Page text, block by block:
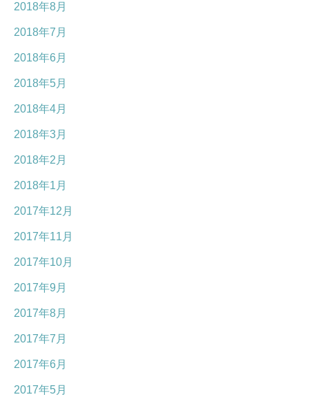
2018年8月
2018年7月
2018年6月
2018年5月
2018年4月
2018年3月
2018年2月
2018年1月
2017年12月
2017年11月
2017年10月
2017年9月
2017年8月
2017年7月
2017年6月
2017年5月